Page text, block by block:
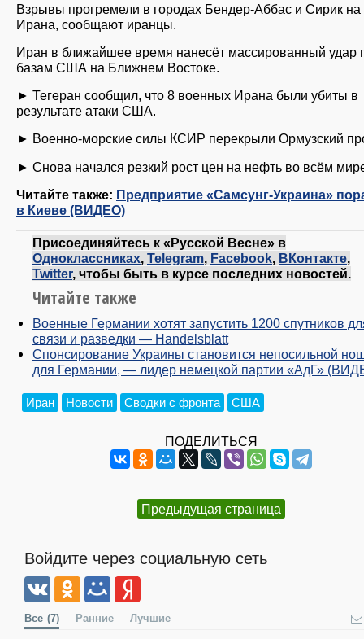
Взрывы прогремели в городах Бендер-Аббас и Сирик на
Ирана, сообщают иранцы.
Иран в ближайшее время нанесёт массированный удар
базам США на Ближнем Востоке.
► Тегеран сообщил, что 8 военных Ирана были убиты в
результате атаки США.
► Военно-морские силы КСИР перекрыли Ормузский
► Снова начался резкий рост цен на нефть во всём
Читайте также: Предприятие «Самсунг-Украина»
в Киеве (ВИДЕО)
Присоединяйтесь к «Русской Весне» в
Одноклассниках, Telegram, Facebook, ВКонтакте,
Twitter, чтобы быть в курсе последних новостей.
Читайте также
Военные Германии хотят запустить 1200 спутников
связи и разведки — Handelsblatt
Спонсирование Украины становится непосильной
для Германии, — лидер немецкой партии «АдГ»
Иран Новости Сводки с фронта США
ПОДЕЛИТЬСЯ
Предыдущая страница
Войдите через социальную сеть
Все (7) Ранние Лучшие